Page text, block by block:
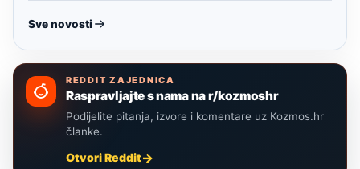
Sve novosti
REDDIT ZAJEDNICA
Raspravljajte s nama na r/kozmoshr
Podijelite pitanja, izvore i komentare uz Kozmos.hr
članke.
Otvori Reddit